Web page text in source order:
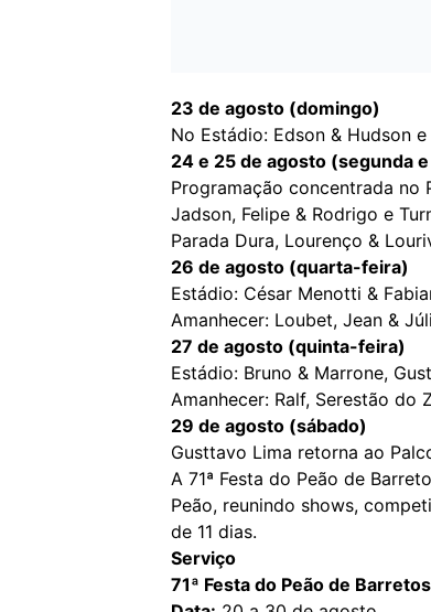
23 de agosto (domingo)
No Estádio: Edson & Hudson
24 e 25 de agosto (segunda
Programação concentrada no
Jadson, Felipe & Rodrigo e
Parada Dura, Lourenço &
26 de agosto (quarta-feira)
Estádio: César Menotti &
Amanhecer: Loubet, Jean &
27 de agosto (quinta-feira)
Estádio: Bruno & Marrone,
Amanhecer: Ralf, Serestão do
29 de agosto (sábado)
Gusttavo Lima retorna ao
A 71ª Festa do Peão de
Peão, reunindo shows,
de 11 dias.
Serviço
71ª Festa do Peão de Barretos